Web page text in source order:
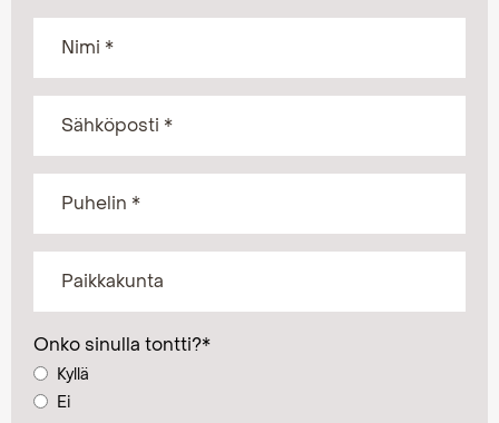
Onko sinulla tontti?*
Kyllä
Ei